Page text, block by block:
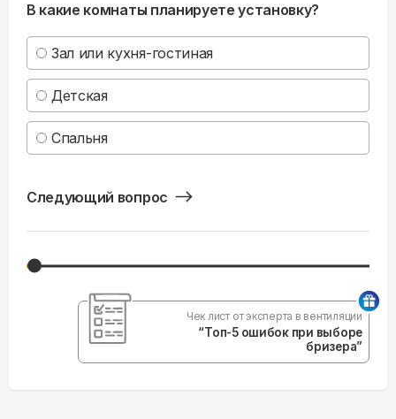
В какие комнаты планируете установку?
Зал или кухня-гостиная
Детская
Спальня
Следующий вопрос
Чек лист от эксперта в вентиляции
“Топ-5 ошибок при выборе
бризера”